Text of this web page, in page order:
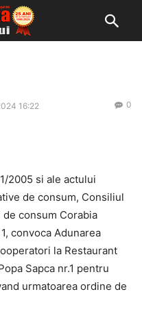
16:22 0
2005 si ale actului
de consum, Consiliul
consum Corabia
convoca Adunarea
la Restaurant
Sapca nr.1 pentru
urmatoarea ordine de